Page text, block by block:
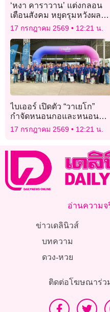
‘หงา คาราวาน’ แต่งกลอน
เตือนสังคม หยุดรุมหวังผล
ประโยชน์จาก ‘น้องเนเน่’!
17 กรกฎาคม 2569 12:21 น.
ไบเออร์ เปิดตัว “วาเยโก”
กำจัดหนอนกอและหนอน
ม้วนใบ พร้อมแนะนำ
นวัตกรรมอารักขาพืชนาติ
17 กรกฎาคม 2569 12:21 น.
อ่านความจ
ข่าวเดลินิวส์
บทความ
ดวง-หวย
ติดต่อโฆษณาร่ว